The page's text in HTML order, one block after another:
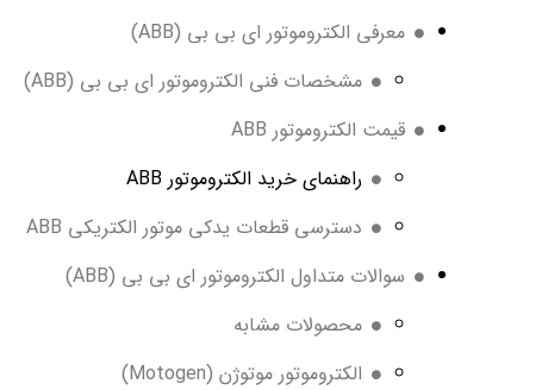
معرفی الکتروموتور ای بی بی (ABB)
مشخصات فنی الکتروموتور ای بی بی (ABB)
قیمت الکتروموتور ABB
راهنمای خرید الکتروموتور ABB
دسترسی قطعات یدکی موتور الکتریکی ABB
سوالات متداول الکتروموتور ای بی بی (ABB)
محصولات مشابه
الکتروموتور موتوژن (Motogen)